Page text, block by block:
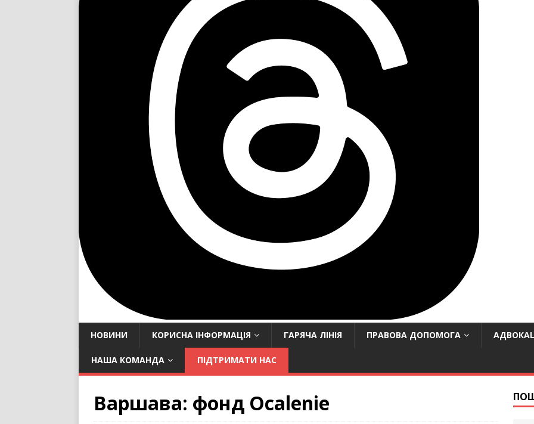
НОВИНИ КОРИСНА ІНФОРМАЦІЯ ГАРЯЧА ЛІНІЯ ПРАВОВА ДОПОМОГА
НАША КОМАНДА ПІДТРИМАТИ НАС
Варшава: фонд Ocalenie